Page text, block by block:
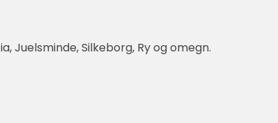
Juelsminde, Silkeborg, Ry og omegn.